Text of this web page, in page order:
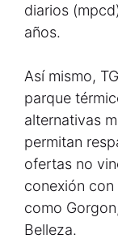
diarios
años.
Así mismo,
parque
alternativas
permitan
ofertas no
conexión
como
Belleza.